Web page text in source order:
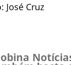
José Cruz